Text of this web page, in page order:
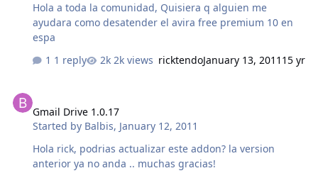
Hola a toda la comunidad, Quisiera q alguien me
ayudara como desatender el avira free premium 10 en
espa
1 reply
2k views ricktendoJanuary 13, 2011 15 yr
Gmail Drive 1.0.17
Started by Balbis, January 12, 2011
Hola rick, podrias actualizar este addon? la version
anterior ya no anda .. muchas gracias!